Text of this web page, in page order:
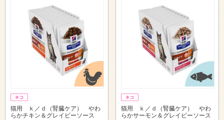
猫用 ｋ／ｄ（腎臓ケア） やわ
らかチキン＆グレイビーソース
猫用 ｋ／ｄ（腎臓ケア） やわ
らかサーモン＆グレイビーソース